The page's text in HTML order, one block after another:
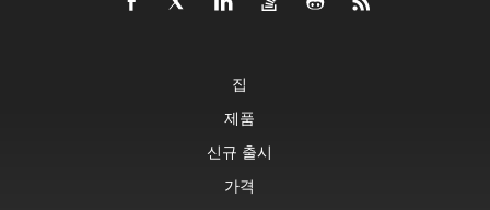
집
제품
신규 출시
가격